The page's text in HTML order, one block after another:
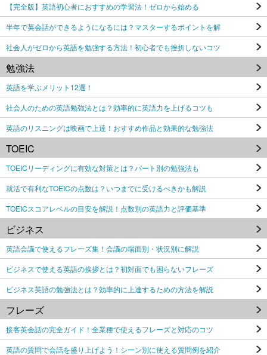
【完全版】英語初心者におすすめの学習法！ゼロから始める
半年で英会話ができるようになるには？マスターするポイントを解
社会人がゼロから英語を勉強する方法！初心者でも挫折しないコツ
勉強法
英語を学ぶメリット12選！
社会人のための英語勉強法とは？効率的に英語力を上げるコツも
英語のリスニングは映画で上達！おすすめ作品と効果的な勉強法
TOEIC
TOEICリーディングに有効な対策とは？パート別の勉強法も
就活で有利なTOEICの点数は？いつまでに受けるべきかも解説
TOEICスコアレベルの目安を解説！点数別の英語力と評価基準
ビジネス
英語会議で使えるフレーズ集！会議の場面別・状況別に解説
ビジネスで使える英語の挨拶とは？初対面でも困らないフレーズ
ビジネス英語の勉強法とは？効率的に上達するための方法を解説
フレーズ
接客英会話の完全ガイド！全業種で使えるフレーズと対応のコツ
英語の質問で会話を盛り上げよう！シーン別に使える質問例を紹介